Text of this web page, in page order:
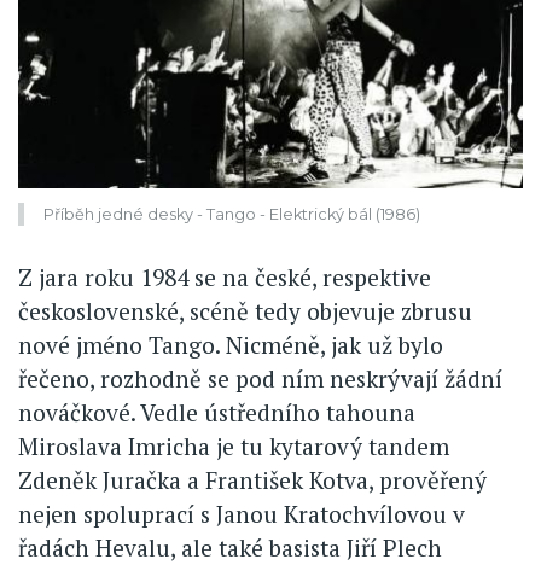
Příběh jedné desky - Tango - Elektrický bál (1986)
Z jara roku 1984 se na české, respektive
československé, scéně tedy objevuje zbrusu
nové jméno Tango. Nicméně, jak už bylo
řečeno, rozhodně se pod ním neskrývají žádní
nováčkové. Vedle ústředního tahouna
Miroslava Imricha je tu kytarový tandem
Zdeněk Juračka a František Kotva, prověřený
nejen spoluprací s Janou Kratochvílovou v
řadách Hevalu, ale také basista Jiří Plech